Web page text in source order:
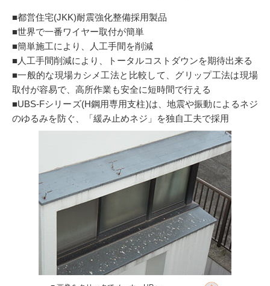
Q＆A 販売・施工代理店募集
お気に入り
■都営住宅(JKK)耐震強化整備採用製品
■世界で一番ワイヤー取付が簡単
■簡単施工により、人工手間を削減
■人工手間削減により、トータルコストダウンを期待出来る
■一般的な現場カシメ工法と比較して、グリップ工法は現場
取付が容易で、高所作業も安全に短時間で行える
■UBS-Fシリーズ(H鋼用専用支柱)は、地震や振動によるネジ
のゆるみを防ぐ、「緩み止めネジ」を独自工夫で採用